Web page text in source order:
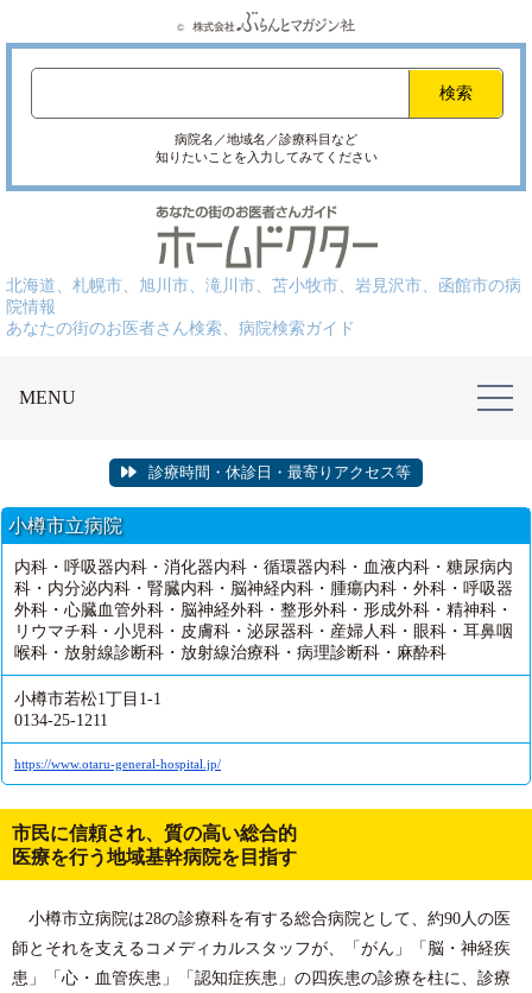
病院名／地域名／診療科目など
知りたいことを入力してみてください
北海道、札幌市、旭川市、滝川市、苫小牧市、岩見沢市、函館市の病
院情報
あなたの街のお医者さん検索、病院検索ガイド
MENU
診療時間・休診日・最寄りアクセス等
小樽市立病院
内科・呼吸器内科・消化器内科・循環器内科・血液内科・糖尿病内
科・内分泌内科・腎臓内科・脳神経内科・腫瘍内科・外科・呼吸器
外科・心臓血管外科・脳神経外科・整形外科・形成外科・精神科・
リウマチ科・小児科・皮膚科・泌尿器科・産婦人科・眼科・耳鼻咽
喉科・放射線診断科・放射線治療科・病理診断科・麻酔科
小樽市若松1丁目1-1
0134-25-1211
https://www.otaru-general-hospital.jp/
市民に信頼され、質の高い総合的
医療を行う地域基幹病院を目指す
小樽市立病院は28の診療科を有する総合病院として、約90人の医
師とそれを支えるコメディカルスタッフが、「がん」「脳・神経疾
患」「心・血管疾患」「認知症疾患」の四疾患の診療を柱に、診療